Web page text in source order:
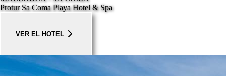
Protur Sa Coma Playa Hotel & Spa
VER EL HOTEL